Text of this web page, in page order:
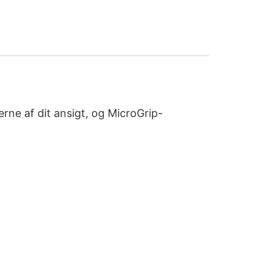
af dit ansigt, og MicroGrip-